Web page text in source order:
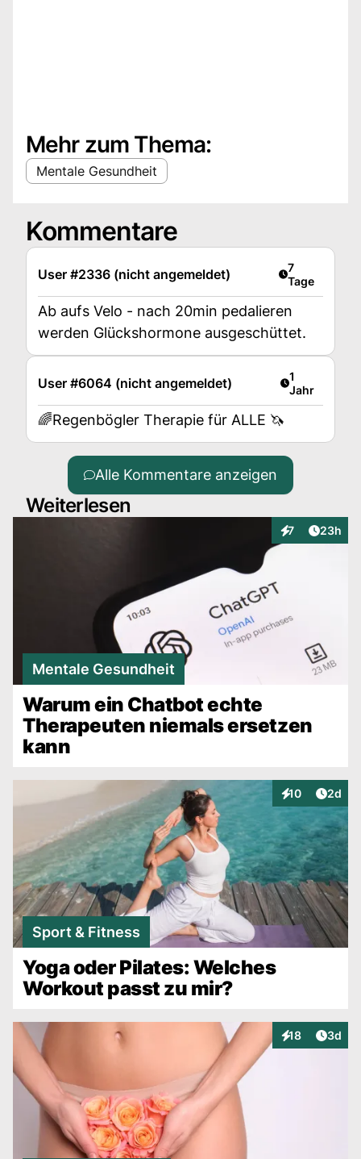
Mehr zum Thema:
Mentale Gesundheit
Kommentare
User #2336 (nicht angemeldet) Artikel
7
Tage
Ab aufs Velo - nach 20min pedalieren
werden Glückshormone ausgeschüttet.
User #6064 (nicht angemeldet) Artikel
1
Jahr
🌈Regenbögler Therapie für ALLE 🦄
Alle Kommentare anzeigen
Weiterlesen
7
Interaktionen
Artikel
23h
Mentale Gesundheit
Warum ein Chatbot echte
Therapeuten niemals ersetzen
kann
10
Interaktionen
2d
Sport & Fitness
Yoga oder Pilates: Welches
Workout passt zu mir?
18
Interaktionen
3d